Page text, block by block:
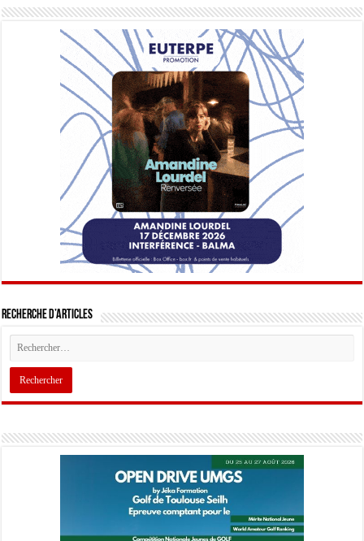
Recherche d’articles